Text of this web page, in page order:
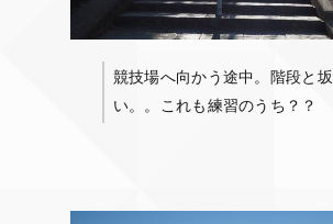
競技場へ向かう途中。階段と
い。。これも練習のうち？？